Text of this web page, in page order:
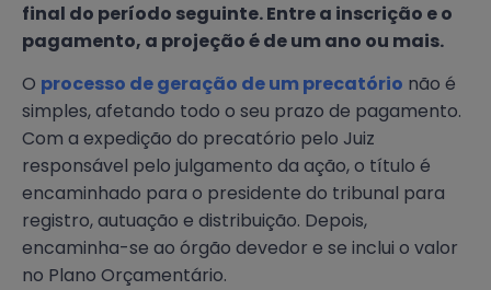
final do período seguinte. Entre a inscrição e o
pagamento, a projeção é de um ano ou mais.
O processo de geração de um precatório não é
simples, afetando todo o seu prazo de pagamento.
Com a expedição do precatório pelo Juiz
responsável pelo julgamento da ação, o título é
encaminhado para o presidente do tribunal para
registro, autuação e distribuição. Depois,
encaminha-se ao órgão devedor e se inclui o valor
no Plano Orçamentário.